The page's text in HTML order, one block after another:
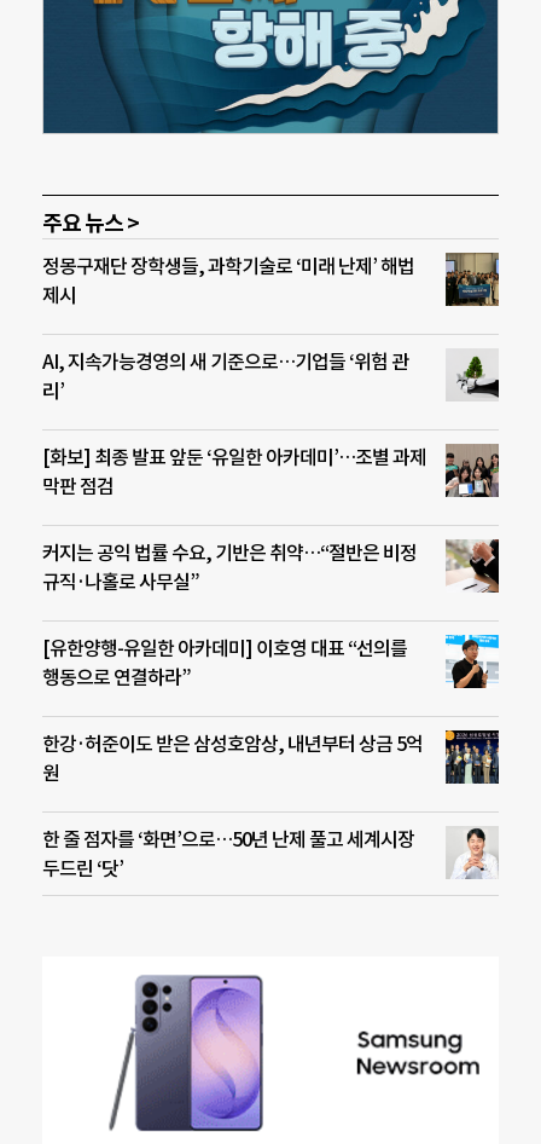
주요 뉴스 >
정몽구재단 장학생들, 과학기술로 ‘미래 난제’ 해법
제시
AI, 지속가능경영의 새 기준으로…기업들 ‘위험 관
리’
[화보] 최종 발표 앞둔 ‘유일한 아카데미’…조별 과제
막판 점검
커지는 공익 법률 수요, 기반은 취약…“절반은 비정
규직·나홀로 사무실”
[유한양행-유일한 아카데미] 이호영 대표 “선의를
행동으로 연결하라”
한강·허준이도 받은 삼성호암상, 내년부터 상금 5억
원
한 줄 점자를 ‘화면’으로…50년 난제 풀고 세계시장
두드린 ‘닷’